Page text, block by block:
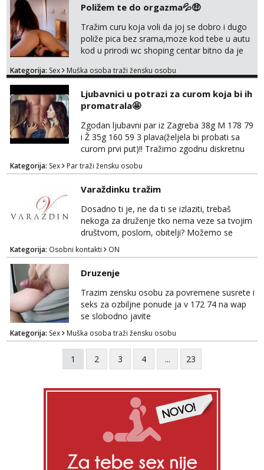
Poližem te do orgazma💦🤑
Tražim curu koja voli da joj se dobro i dugo
poliže pica bez srama,moze kod tebe u autu
kod u prirodi wc shoping centar bitno da je
jer nisam solo. Zgodan sam i diskretan,sliku
za brz dogovor Kontakt 0958759047
Kategorija: Sex Muška osoba traži žensku osobu
Ljubavnici u potrazi za curom koja bi ih
promatrala🤩
Zgodan ljubavni par iz Zagreba 38g M 178 79
i Ž 35g 160 59 3 plava(željela bi probati sa
curom prvi put)!! Tražimo zgodnu diskretnu
curu koja bi nas promatrala dok imamo
žestok odnos. Može se pridruziti ali i ne
mora.Bitno da uzivamo diskretno anonimno
bez upoznavanja puno.Sliku mozemo
razmjeniti,ali najbolje uzivo se upoznati. Na
goo smo do 15.8 poslije tog mozemo se
druziti,javi se na mail il...
Kategorija: Sex Par traži žensku osobu
Varaždinku tražim
Dosadno ti je, ne da ti se izlaziti, trebaš
nekoga za druženje tko nema veze sa tvojim
društvom, poslom, obitelji? Možemo se
podružiti i zabaviti na razne načine. Makni se
od svakodnevice samnom. Javi se na
Whatsapp. Samo Varaždin i okolica.
Kategorija: Osobni kontakti ON
Druzenje
Trazim zensku osobu za povremene susrete i
seks za ozbiljne ponude ja v 172 74 na wap
se slobodno javite
Kategorija: Sex Muška osoba traži žensku osobu
1 2 3 4 ... 23